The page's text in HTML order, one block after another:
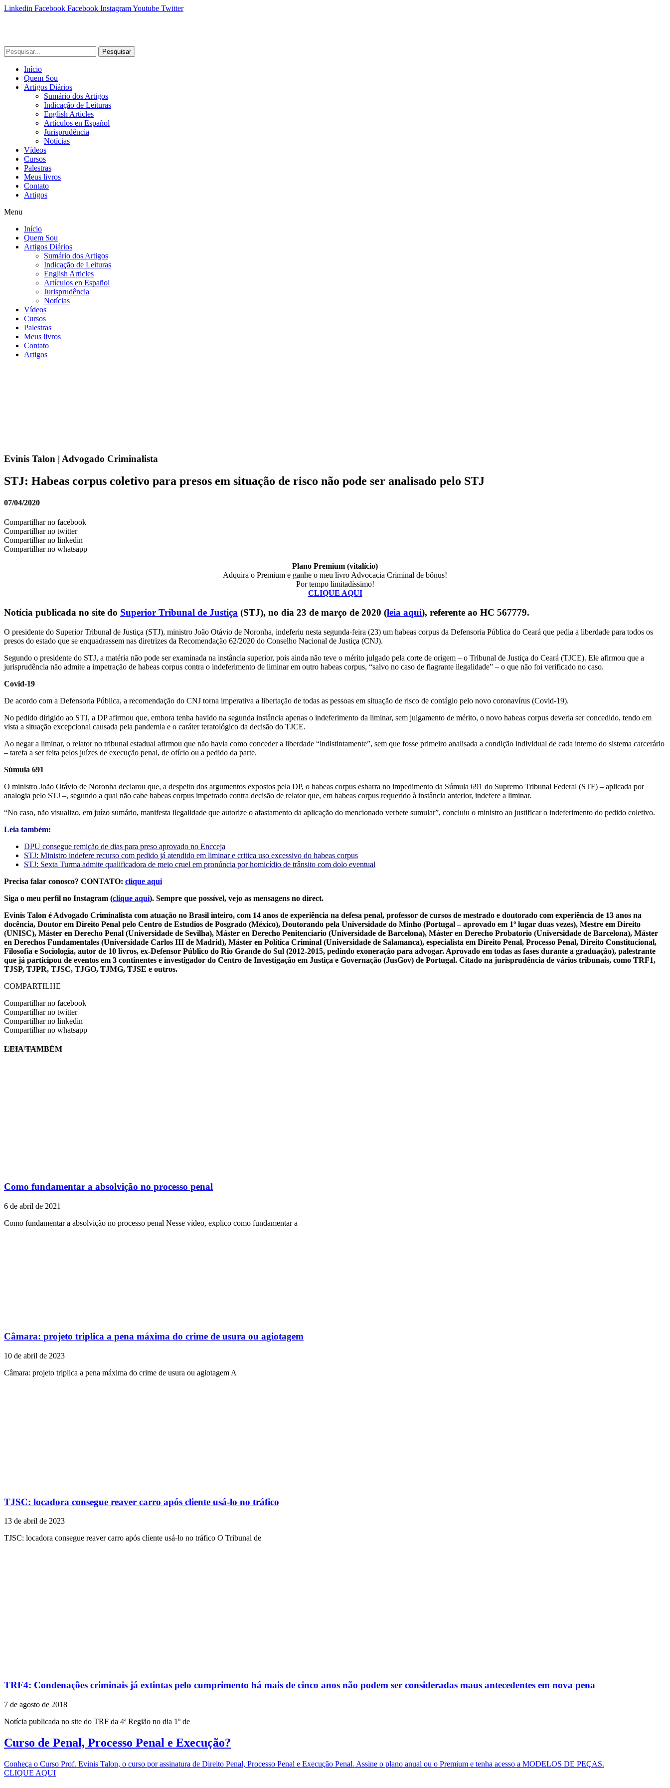
Linkedin Facebook Facebook InstagramYoutube Twitter
Pesquisar
Início
Quem Sou
Artigos Diários
Sumário dos Artigos
Indicação de Leituras
English Articles
Artículos en Español
Jurisprudência
Notícias
Vídeos
Cursos
Palestras
Meus livros
Contato
Artigos
Menu
Início
Quem Sou
Artigos Diários
Sumário dos Artigos
Indicação de Leituras
English Articles
Artículos en Español
Jurisprudência
Notícias
Vídeos
Cursos
Palestras
Meus livros
Contato
Artigos
Evinis Talon | Advogado Criminalista
STJ: Habeas corpus coletivo para presos em situação de risco não pode ser analisado pelo STJ
07/04/2020
Compartilhar no facebook
Compartilhar no twitter
Compartilhar no linkedin
Compartilhar no whatsapp
Plano Premium (vitalício)
Adquira o Premium e ganhe o meu livro Advocacia Criminal de bônus!
Por tempo limitadíssimo!
CLIQUE AQUI
Notícia publicada no site do Superior Tribunal de Justiça (STJ), no dia 23 de março de 2020 (leia aqui), referente ao HC 567779.
​​O presidente do Superior Tribunal de Justiça (STJ), ministro João Otávio de Noronha, indeferiu nesta segunda-feira (23) um habeas corpus da Defensoria Pública do Ceará que pedia a liberdade para todos os
presos do estado que se enquadrassem nas diretrizes da Recomendação 62/2020 do Conselho Nacional de Justiça (CNJ).
Segundo o presidente do STJ, a matéria não pode ser examinada na instância superior, pois ainda não teve o mérito julgado pela corte de origem – o Tribunal de Justiça do Ceará (TJCE). Ele afirmou que a
jurisprudência não admite a impetração de habeas corpus contra o indeferimento de liminar em outro habeas corpus, “salvo no caso de flagrante ilegalidade” – o que não foi verificado no caso.
Co​vid-19
De acordo com a Defensoria Pública, a recomendação do CNJ torna imperativa a libertação de todas as pessoas em situação de risco de contágio pelo novo coronavírus (Covid-19).
No pedido dirigido ao STJ, a DP afirmou que, embora tenha havido na segunda instância apenas o indeferimento da liminar, sem julgamento de mérito, o novo habeas corpus deveria ser concedido, tendo em
vista a situação excepcional causada pela pandemia e o caráter teratológico da decisão do TJCE.
Ao negar a liminar, o relator no tribunal estadual afirmou que não havia como conceder a liberdade “indistintamente”, sem que fosse primeiro analisada a condição individual de cada interno do sistema carcerário
– tarefa a ser feita pelos juízes de execução penal, de ofício ou a pedido da parte.
Súmula ​691
O ministro João Otávio de Noronha declarou que, a despeito dos argumentos expostos pela DP, o habeas corpus esbarra no impedimento da Súmula 691 do Supremo Tribunal Federal (STF) – aplicada por
analogia pelo STJ –, segundo a qual não cabe habeas corpus impetrado contra decisão de relator que, em habeas corpus requerido à instância anterior, indefere a liminar.
“No caso, não visualizo, em juízo sumário, manifesta ilegalidade que autorize o afastamento da aplicação do mencionado verbete sumular”, concluiu o ministro ao justificar o indeferimento do pedido coletivo.
Leia também:
DPU consegue remição de dias para preso aprovado no Encceja
STJ: Ministro indefere recurso com pedido já atendido em liminar e critica uso excessivo do habeas corpus
STJ: Sexta Turma admite qualificadora de meio cruel em pronúncia por homicídio de trânsito com dolo eventual
Precisa falar conosco? CONTATO: clique aqui
Siga o meu perfil no Instagram (clique aqui). Sempre que possível, vejo as mensagens no direct.
Evinis Talon é Advogado Criminalista com atuação no Brasil inteiro, com 14 anos de experiência na defesa penal, professor de cursos de mestrado e doutorado com experiência de 13 anos na
docência, Doutor em Direito Penal pelo Centro de Estudios de Posgrado (México), Doutorando pela Universidade do Minho (Portugal – aprovado em 1º lugar duas vezes), Mestre em Direito
(UNISC), Máster en Derecho Penal (Universidade de Sevilha), Máster en Derecho Penitenciario (Universidade de Barcelona), Máster en Derecho Probatorio (Universidade de Barcelona), Máster
en Derechos Fundamentales (Universidade Carlos III de Madrid), Máster en Política Criminal (Universidade de Salamanca), especialista em Direito Penal, Processo Penal, Direito Constitucional,
Filosofia e Sociologia, autor de 10 livros, ex-Defensor Público do Rio Grande do Sul (2012-2015, pedindo exoneração para advogar. Aprovado em todas as fases durante a graduação), palestrante
que já participou de eventos em 3 continentes e investigador do Centro de Investigação em Justiça e Governação (JusGov) de Portugal. Citado na jurisprudência de vários tribunais, como TRF1,
TJSP, TJPR, TJSC, TJGO, TJMG, TJSE e outros.
COMPARTILHE
Compartilhar no facebook
Compartilhar no twitter
Compartilhar no linkedin
Compartilhar no whatsapp
EVINIS TALON
LEIA TAMBÉM
Como fundamentar a absolvição no processo penal
6 de abril de 2021
Como fundamentar a absolvição no processo penal Nesse vídeo, explico como fundamentar a
Câmara: projeto triplica a pena máxima do crime de usura ou agiotagem
10 de abril de 2023
Câmara: projeto triplica a pena máxima do crime de usura ou agiotagem A
TJSC: locadora consegue reaver carro após cliente usá-lo no tráfico
13 de abril de 2023
TJSC: locadora consegue reaver carro após cliente usá-lo no tráfico O Tribunal de
TRF4: Condenações criminais já extintas pelo cumprimento há mais de cinco anos não podem ser consideradas maus antecedentes em nova pena
7 de agosto de 2018
Notícia publicada no site do TRF da 4ª Região no dia 1º de
Curso de Penal, Processo Penal e Execução?
Conheça o Curso Prof. Evinis Talon, o curso por assinatura de Direito Penal, Processo Penal e Execução Penal. Assine o plano anual ou o Premium e tenha acesso a MODELOS DE PEÇAS.
CLIQUE AQUI